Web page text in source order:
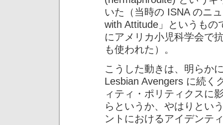
いた（当時の ISNA のニ
with Attitude」というもの
にアメリカ小児科学会で
も使われた）。
こうした動きは、明らか
Lesbian Avengers に続く
ィティ・ポリティクスに
らというか、やはりとい
ントにおけるアイデンテ